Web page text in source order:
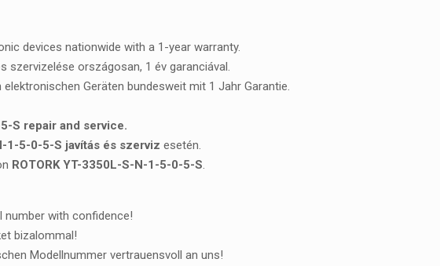
devices nationwide with a 1-year warranty.
szervizelése országosan, 1 év garanciával.
Geräten bundesweit mit 1 Jahr Garantie.
S repair and service.
1-5-0-5-S javítás és szerviz esetén.
ROTORK YT-3350L-S-N-1-5-0-5-S.
with confidence!
bizalommal!
Modellnummer vertrauensvoll an uns!